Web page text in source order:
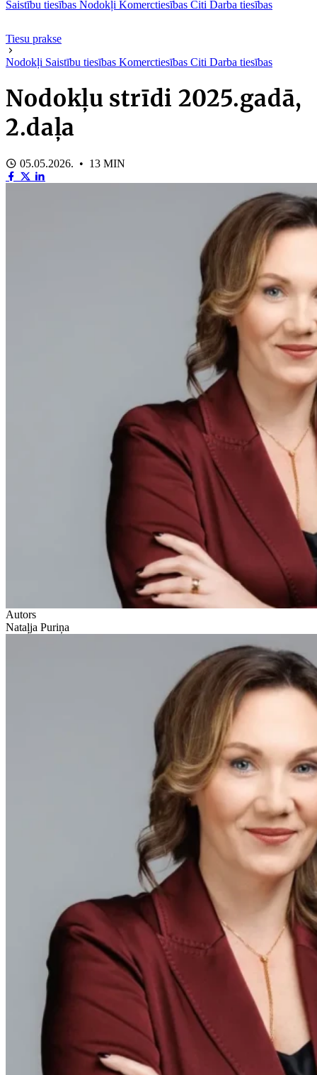
Saistību tiesības Nodokļi Komerctiesības Citi Darba tiesības
Tiesu prakse
Nodokļi Saistību tiesības Komerctiesības Citi Darba tiesības
Nodokļu strīdi 2025.gadā,
2.daļa
05.05.2026. • 13 MIN
Autors
Nataļja Puriņa